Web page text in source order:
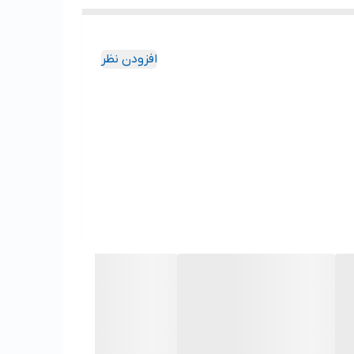
افزودن نظر